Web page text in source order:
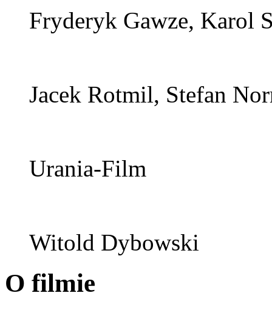
Fryderyk Gawze, Karol
Jacek Rotmil, Stefan
Urania-Film
Witold Dybowski
O filmie